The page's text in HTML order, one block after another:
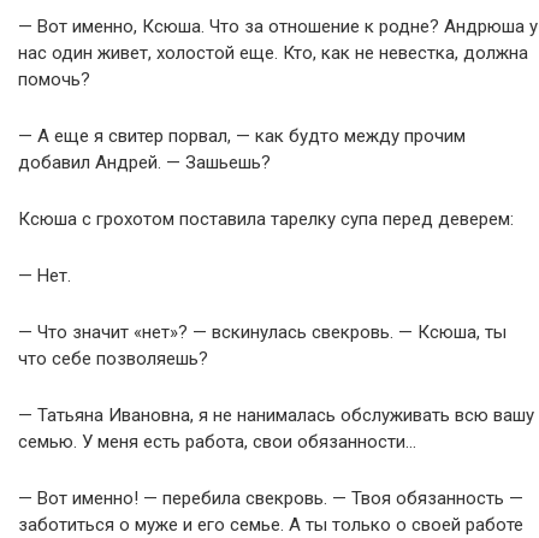
— Вот именно, Ксюша. Что за отношение к родне? Андрюша у
нас один живет, холостой еще. Кто, как не невестка, должна
помочь?
— А еще я свитер порвал, — как будто между прочим
добавил Андрей. — Зашьешь?
Ксюша с грохотом поставила тарелку супа перед деверем:
— Нет.
— Что значит «нет»? — вскинулась свекровь. — Ксюша, ты
что себе позволяешь?
— Татьяна Ивановна, я не нанималась обслуживать всю вашу
семью. У меня есть работа, свои обязанности…
— Вот именно! — перебила свекровь. — Твоя обязанность —
заботиться о муже и его семье. А ты только о своей работе